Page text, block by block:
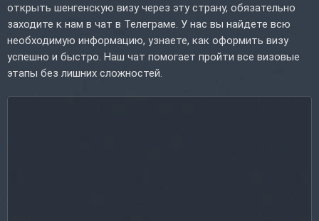
открыть шенгенскую визу через эту страну, обязательно
заходите к нам в чат в Телеграме. У нас вы найдете всю
необходимую информацию, узнаете, как оформить визу
успешно и быстро. Наш чат помогает пройти все визовые
этапы без лишних сложностей.